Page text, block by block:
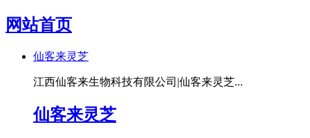
网站首页
仙客来灵芝
江西仙客来生物科技有限公司|仙客来灵芝...
仙客来灵芝